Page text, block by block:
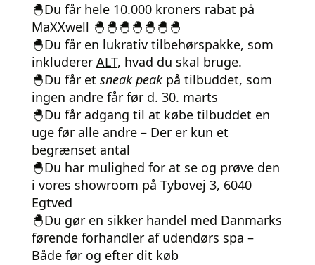
🐣Du får hele 10.000 kroners rabat på
MaXXwell 🐣🐣🐣🐣🐣🐣🐣
🐣Du får en lukrativ tilbehørspakke, som
inkluderer ALT, hvad du skal bruge.
🐣Du får et sneak peakpå tilbuddet, som
ingen andre får før d. 30. marts
🐣Du får adgang til at købe tilbuddet en
uge før alle andre – Der er kun et
begrænset antal
🐣Du har mulighed for at se og prøve den
i vores showroom på Tybovej 3, 6040
Egtved
🐣Du gør en sikker handel med Danmarks
førende forhandler af udendørs spa –
Både før og efter dit køb